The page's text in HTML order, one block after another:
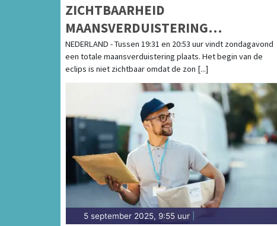
ZICHTBAARHEID
MAANSVERDUISTERING
AFHANKELIJK VAN BEWOLKING
BOVEN DUITSLAND
NEDERLAND - Tussen 19:31 en 20:53 uur vindt zondagavond
een totale maansverduistering plaats. Het begin van de
eclips is niet zichtbaar omdat de zon [...]
5 september 2025, 9:55 uur